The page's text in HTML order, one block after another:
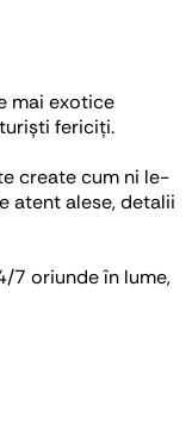
mai exotice
fericiți.
create cum ni le-
atent alese, detalii
7 oriunde în lume,